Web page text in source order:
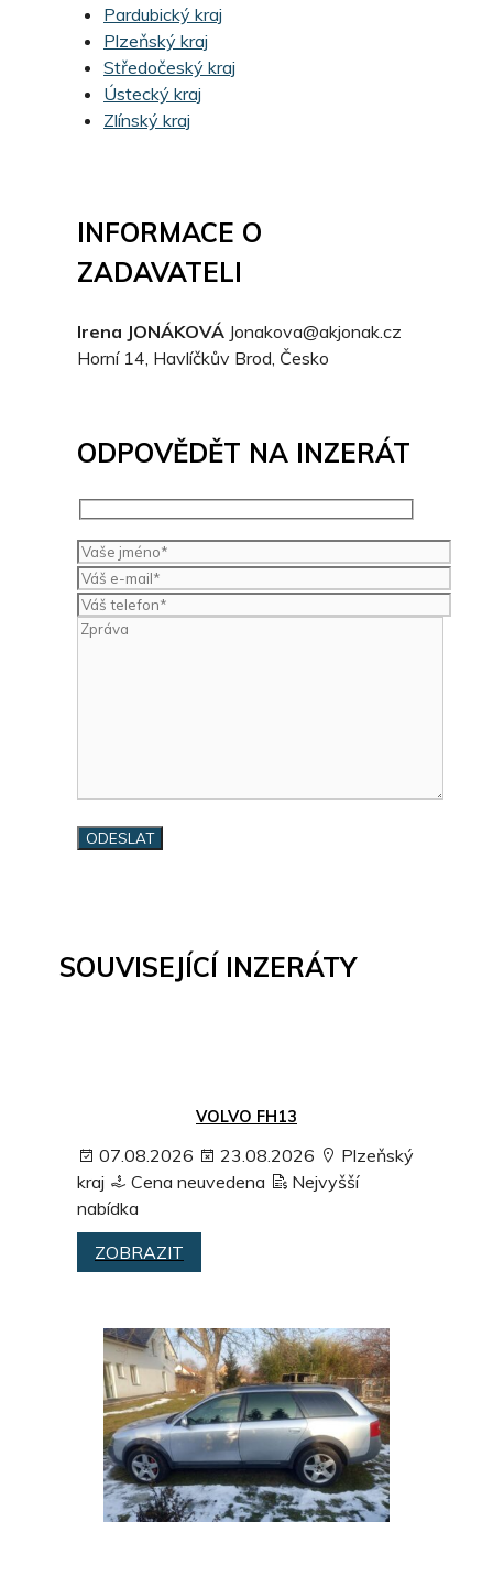
Pardubický kraj
Plzeňský kraj
Středočeský kraj
Ústecký kraj
Zlínský kraj
INFORMACE O
ZADAVATELI
Irena JONÁKOVÁ Jonakova@akjonak.cz
Horní 14, Havlíčkův Brod, Česko
ODPOVĚDĚT NA INZERÁT
SOUVISEJÍCÍ INZERÁTY
VOLVO FH13
07.08.2026 23.08.2026
Plzeňský
kraj
Cena neuvedena
Nejvyšší
nabídka
ZOBRAZIT